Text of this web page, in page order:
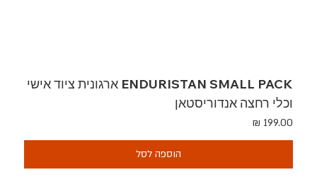
ENDURISTAN SMALL PACK ארגונית ציוד אישי
וכלי רחצה אנדוריסטאן
מחיר
הוספה לסל